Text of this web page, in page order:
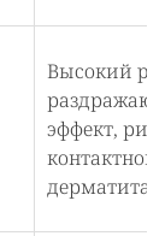
Высокий
эффект,
контактного
дерматита